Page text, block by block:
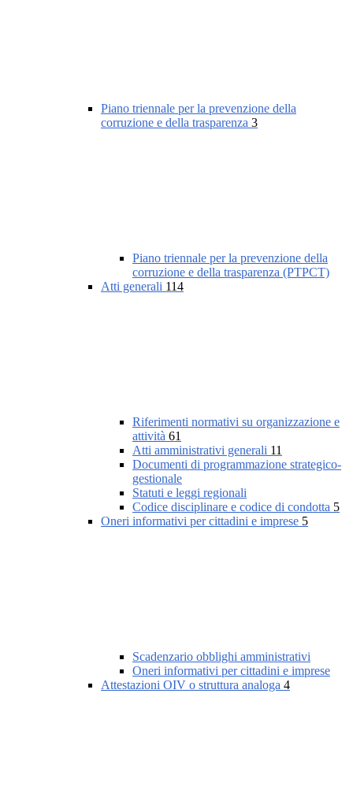
Piano triennale per la prevenzione della
corruzione e della trasparenza 3
Piano triennale per la prevenzione della
corruzione e della trasparenza (PTPCT)
Atti generali 114
Riferimenti normativi su organizzazione e
attività 61
Atti amministrativi generali 11
Documenti di programmazione strategico-
gestionale
Statuti e leggi regionali
Codice disciplinare e codice di condotta 5
Oneri informativi per cittadini e imprese 5
Scadenzario obblighi amministrativi
Oneri informativi per cittadini e imprese
Attestazioni OIV o struttura analoga 4